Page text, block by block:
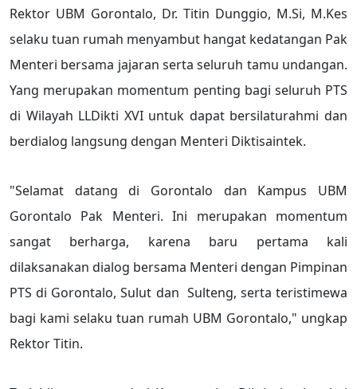
Rektor UBM Gorontalo, Dr. Titin Dunggio, M.Si, M.Kes
selaku tuan rumah menyambut hangat kedatangan Pak
Menteri bersama jajaran serta seluruh tamu undangan.
Yang merupakan momentum penting bagi seluruh PTS
di Wilayah LLDikti XVI untuk dapat bersilaturahmi dan
berdialog langsung dengan Menteri Diktisaintek.
"Selamat datang di Gorontalo dan Kampus UBM
Gorontalo Pak Menteri. Ini merupakan momentum
sangat berharga, karena baru pertama kali
dilaksanakan dialog bersama Menteri dengan Pimpinan
PTS di Gorontalo, Sulut dan Sulteng, serta teristimewa
bagi kami selaku tuan rumah UBM Gorontalo," ungkap
Rektor Titin.